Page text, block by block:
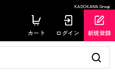
KADOKAWA Group
カート ログイン 新規登録